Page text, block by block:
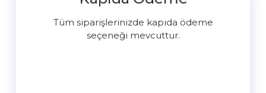
Tüm siparişlerinizde kapıda ödeme
seçeneği mevcuttur.